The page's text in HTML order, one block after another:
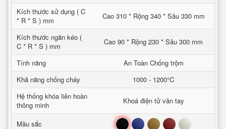
Kích thước sử dụng ( C
* R * S ) mm
Cao 310 * Rộng 340 * Sâu 330 mm
Kích thước ngăn kéo (
C * R * S ) mm
Cao 90 * Rộng 230 * Sâu 300 mm
Tính năng
An Toàn Chống trộm
Khả năng chống cháy
1000 - 1200°C
Hệ thống khóa liên hoàn
thông minh
Khoá điện tử vân tay
Mầu sắc Đen Xanh Nâu Đỏ Trắng